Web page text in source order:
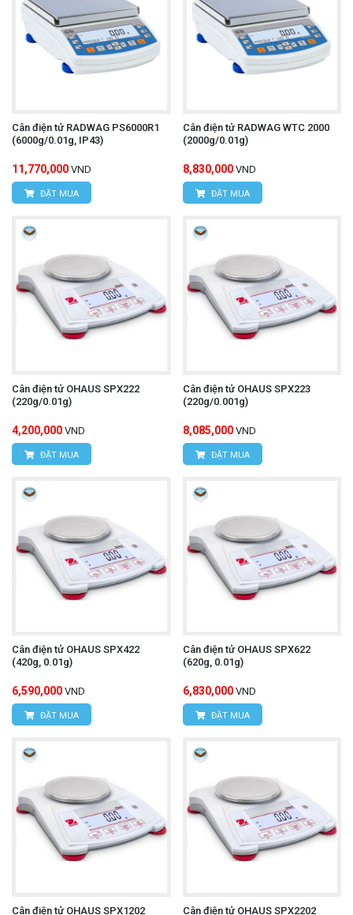
Cân điện tử RADWAG PS6000R1
(6000g/0.01g, IP43)
11,770,000 VND
ĐẶT MUA
Cân điện tử RADWAG WTC 2000
(2000g/0.01g)
8,830,000 VND
ĐẶT MUA
Cân điện tử OHAUS SPX222
(220g/0.01g)
4,200,000 VND
ĐẶT MUA
Cân điện tử OHAUS SPX223
(220g/0.001g)
8,085,000 VND
ĐẶT MUA
Cân điện tử OHAUS SPX422
(420g, 0.01g)
6,590,000 VND
ĐẶT MUA
Cân điện tử OHAUS SPX622
(620g, 0.01g)
6,830,000 VND
ĐẶT MUA
Cân điện tử OHAUS SPX1202 Cân điện tử OHAUS SPX2202